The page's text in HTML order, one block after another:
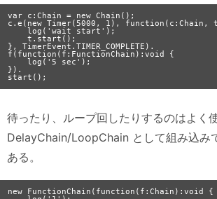
var c:Chain = new Chain();
c.e(new Timer(5000, 1),
    log('wait start');
    t.start();
}, TimerEvent.TIMER_COMPLETE).
f(function(f:FunctionChain):void {
    log('5 sec');
}).
待ったり、ループ回したりするのはよく
DelayChain/LoopChain として組み込み
ある。
new FunctionChain(function(f:Chain):void {